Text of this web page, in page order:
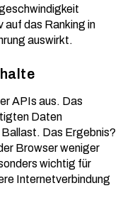
auf das Ranking in
auswirkt.
APIs aus. Das
Daten
Das Ergebnis?
Browser weniger
wichtig für
Internetverbindung